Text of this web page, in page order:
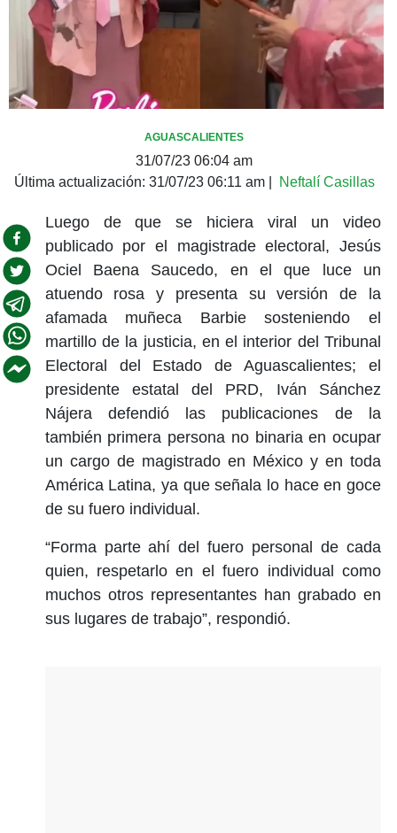
AGUASCALIENTES
31/07/23 06:04 am
Última actualización: 31/07/23 06:11 am| Neftalí Casillas
Luego de que se hiciera viral un video
publicado por el magistrade electoral, Jesús
Ociel Baena Saucedo, en el que luce un
atuendo rosa y presenta su versión de la
afamada muñeca Barbie sosteniendo el
martillo de la justicia, en el interior del Tribunal
Electoral del Estado de Aguascalientes; el
presidente estatal del PRD, Iván Sánchez
Nájera defendió las publicaciones de la
también primera persona no binaria en ocupar
un cargo de magistrado en México y en toda
América Latina, ya que señala lo hace en goce
de su fuero individual.
“Forma parte ahí del fuero personal de cada
quien, respetarlo en el fuero individual como
muchos otros representantes han grabado en
sus lugares de trabajo”, respondió.